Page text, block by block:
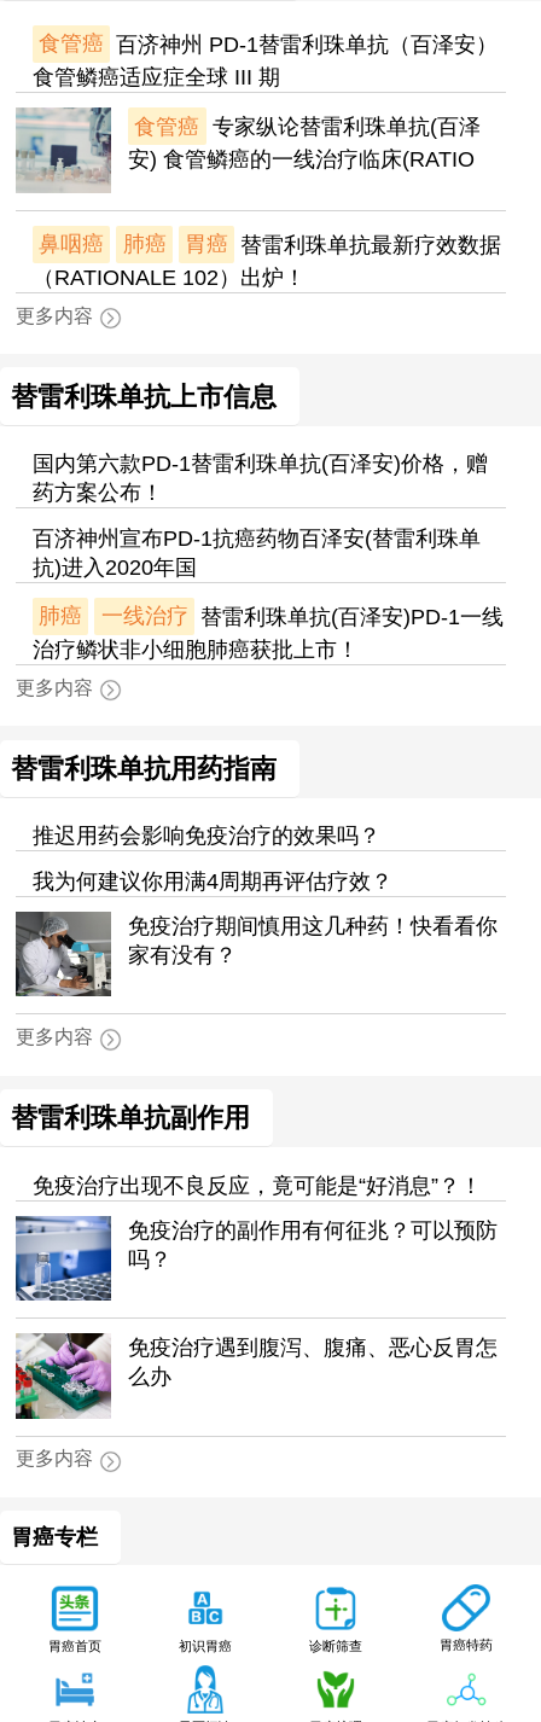
食管癌 百济神州 PD-1替雷利珠单抗（百泽安）
食管鳞癌适应症全球 III 期
食管癌 专家纵论替雷利珠单抗(百泽
安) 食管鳞癌的一线治疗临床(RATIO
鼻咽癌 肺癌 胃癌 替雷利珠单抗最新疗效数据
（RATIONALE 102）出炉！
更多内容
替雷利珠单抗上市信息
国内第六款PD-1替雷利珠单抗(百泽安)价格，赠
药方案公布！
百济神州宣布PD-1抗癌药物百泽安(替雷利珠单
抗)进入2020年国
肺癌 一线治疗 替雷利珠单抗(百泽安)PD-1一线
治疗鳞状非小细胞肺癌获批上市！
更多内容
替雷利珠单抗用药指南
推迟用药会影响免疫治疗的效果吗？
我为何建议你用满4周期再评估疗效？
免疫治疗期间慎用这几种药！快看看你
家有没有？
更多内容
替雷利珠单抗副作用
免疫治疗出现不良反应，竟可能是“好消息”？！
免疫治疗的副作用有何征兆？可以预防
吗？
免疫治疗遇到腹泻、腹痛、恶心反胃怎
么办
更多内容
胃癌专栏
胃癌首页 初识胃癌 诊断筛查 胃癌特药